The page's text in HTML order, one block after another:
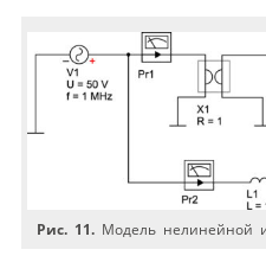
Рис. 11. Модель нелинейной